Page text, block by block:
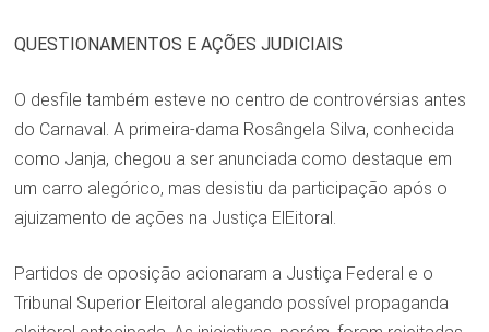
QUESTIONAMENTOS E AÇÕES JUDICIAIS
O desfile também esteve no centro de controvérsias antes
do Carnaval. A primeira-dama Rosângela Silva, conhecida
como Janja, chegou a ser anunciada como destaque em
um carro alegórico, mas desistiu da participação após o
ajuizamento de ações na Justiça ElEitoral.
Partidos de oposição acionaram a Justiça Federal e o
Tribunal Superior Eleitoral alegando possível propaganda